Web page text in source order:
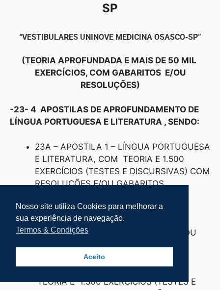
SP
“VESTIBULARES UNINOVE MEDICINA OSASCO-SP”
(TEORIA APROFUNDADA E MAIS DE 50 MIL
EXERCÍCIOS, COM GABARITOS E/OU
RESOLUÇÕES)
-23- 4 APOSTILAS DE APROFUNDAMENTO DE
LÍNGUA PORTUGUESA E LITERATURA , SENDO:
23A – APOSTILA 1 – LÍNGUA PORTUGUESA
E LITERATURA, COM TEORIA E 1.500
EXERCÍCIOS (TESTES E DISCURSIVAS) COM
RESOLUÇÕES E/OU GABARITOS.
PORTUGUESA E LITERATURA, COM
TEORIA E 1.500 EXERCÍCIO(TESTES E
DISCURSIVAS) COM RESOLUÇÕES E/OU
23C – APOSTILA 3 – LÍNGUA
PORTUGUESA E LITERATURA, COM
TEORIA E 1.500 EXERCÍCIOS (TESTES E
Nosso site utiliza Cookies para melhorar a
sua experiência de navegação.
Termos & Condições
Aceito